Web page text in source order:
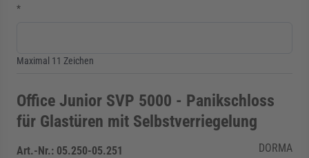
*
Maximal 11 Zeichen
Office Junior SVP 5000 - Panikschloss
für Glastüren mit Selbstverriegelung
Art.-Nr.: 05.250-05.251 DORMA